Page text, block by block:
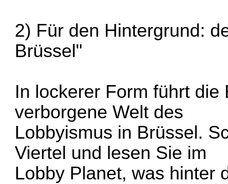
2) Für den Hintergrund:
Brüssel"
In lockerer Form führt die
verborgene Welt des
Lobbyismus in Brüssel.
Viertel und lesen Sie im
Lobby Planet, was hinter